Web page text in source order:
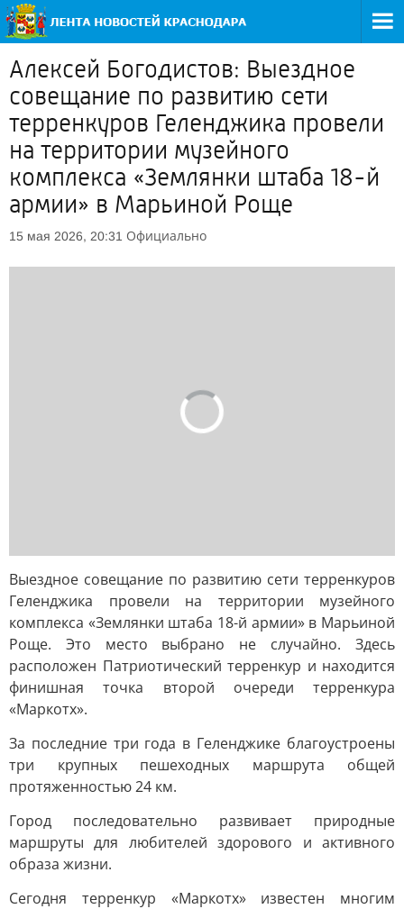
Алексей Богодистов: Выездное
совещание по развитию сети
терренкуров Геленджика провели
на территории музейного
комплекса «Землянки штаба 18-й
армии» в Марьиной Роще
15 мая 2026, 20:31 Официально
Выездное совещание по развитию сети терренкуров
Геленджика провели на территории музейного
комплекса «Землянки штаба 18-й армии» в Марьиной
Роще. Это место выбрано не случайно. Здесь
расположен Патриотический терренкур и находится
финишная точка второй очереди терренкура
«Маркотх».
За последние три года в Геленджике благоустроены
три крупных пешеходных маршрута общей
протяженностью 24 км.
Город последовательно развивает природные
маршруты для любителей здорового и активного
образа жизни.
Сегодня терренкур «Маркотх» известен многим